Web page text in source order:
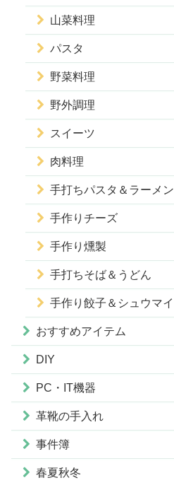
山菜料理
パスタ
野菜料理
野外調理
スイーツ
肉料理
手打ちパスタ＆ラーメン
手作りチーズ
手作り燻製
手打ちそば＆うどん
手作り餃子＆シュウマイ
おすすめアイテム
DIY
PC・IT機器
革靴の手入れ
事件簿
春夏秋冬